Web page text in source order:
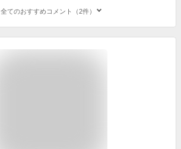
全てのおすすめコメント（2件）